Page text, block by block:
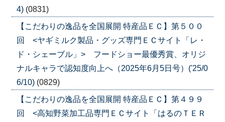
4) (0831)
【こだわりの逸品を全国展開 特産品ＥＣ】第５００
回 <ヤギミルク製品・グッズ専門ＥＣサイト「レ・
ド・シェーブル」> フードショー最優秀賞、オリジ
ナルキャラで認知度向上へ（2025年6月5日号）('25/0
6/10) (0829)
【こだわりの逸品を全国展開 特産品ＥＣ】第４９９
回 <高知野菜加工品専門ＥＣサイト「はるのＴＥＲ